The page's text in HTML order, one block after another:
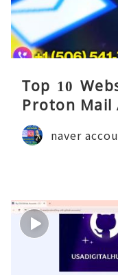
Top 10
Proton Mail
naver